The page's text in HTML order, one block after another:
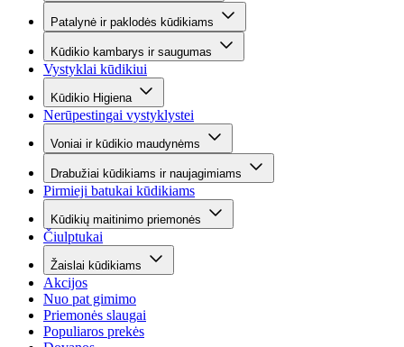
Patalynė ir paklodės kūdikiams
Kūdikio kambarys ir saugumas
Vystyklai kūdikiui
Kūdikio Higiena
Nerūpestingai vystyklystei
Voniai ir kūdikio maudynėms
Drabužiai kūdikiams ir naujagimiams
Pirmieji batukai kūdikiams
Kūdikių maitinimo priemonės
Čiulptukai
Žaislai kūdikiams
Akcijos
Nuo pat gimimo
Priemonės slaugai
Populiaros prekės